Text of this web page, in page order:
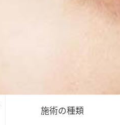
施術の種類